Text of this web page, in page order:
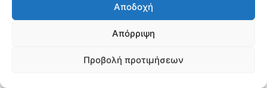
Αποδοχή
Απόρριψη
Προβολή προτιμήσεων